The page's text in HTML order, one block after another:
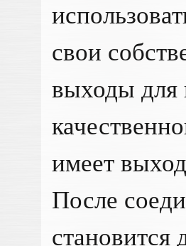
свои
выходы для
имеет
После